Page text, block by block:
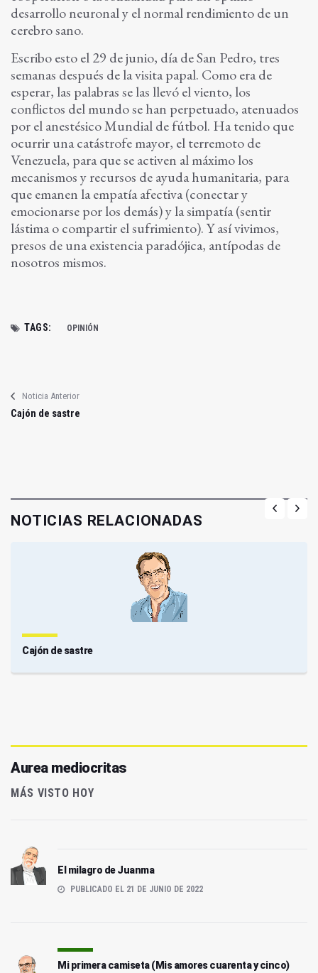
desarrollo neuronal y el normal rendimiento de un
cerebro sano.
Escribo esto el 29 de junio, día de San Pedro, tres
semanas después de la visita papal. Como era de
esperar, las palabras se las llevó el viento, los
conflictos del mundo se han perpetuado, atenuados
por el anestésico Mundial de fútbol. Ha tenido que
ocurrir una catástrofe mayor, el terremoto de
Venezuela, para que se activen al máximo los
mecanismos y recursos de ayuda humanitaria, para
que emanen la empatía afectiva (conectar y
emocionarse por los demás) y la simpatía (sentir
lástima o compartir el sufrimiento). Y así vivimos,
presos de una existencia paradójica, antípodas de
nosotros mismos.
TAGS: OPINIÓN
Noticia Anterior
Cajón de sastre
NOTICIAS RELACIONADAS
Cajón de sastre
Aurea mediocritas
MÁS VISTO HOY
El milagro de Juanma
PUBLICADO EL 21 DE JUNIO DE 2022
Mi primera camiseta (Mis amores cuarenta y cinco)